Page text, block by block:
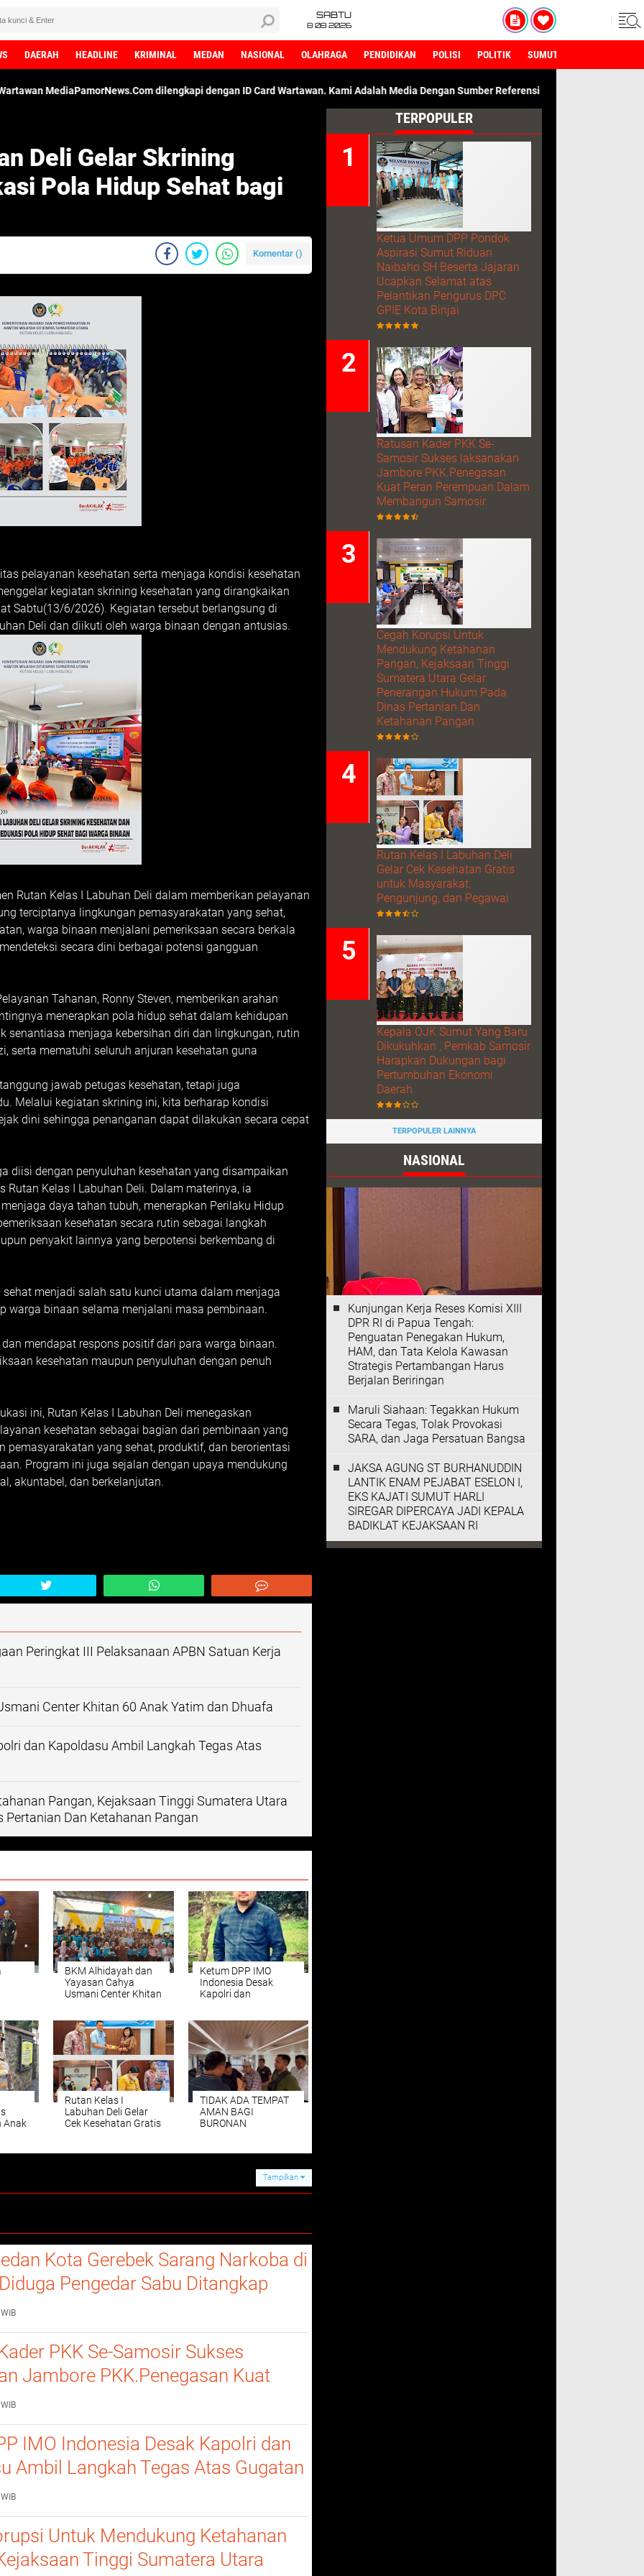
SABTU
8 08 2026
DAERAH HEADLINE KRIMINAL MEDAN NASIONAL OLAHRAGA PENDIDIKAN POLISI POLITIK SUMUT
dilengkapi dengan ID Card Wartawan. Kami Adalah Media Dengan Sumber Referensi Terpercaya.
Deli Gelar Skrining
Pola Hidup Sehat bagi
Komentar ()
pelayanan kesehatan serta menjaga kondisi kesehatan
kegiatan skrining kesehatan yang dirangkaikan
Sabtu(13/6/2026). Kegiatan tersebut berlangsung di
Deli dan diikuti oleh warga binaan dengan antusias.
Rutan Kelas I Labuhan Deli dalam memberikan pelayanan
terciptanya lingkungan pemasyarakatan yang sehat,
warga binaan menjalani pemeriksaan secara berkala
secara dini berbagai potensi gangguan
Tahanan, Ronny Steven, memberikan arahan
menerapkan pola hidup sehat dalam kehidupan
senantiasa menjaga kebersihan diri dan lingkungan, rutin
serta mematuhi seluruh anjuran kesehatan guna
jawab petugas kesehatan, tetapi juga
Melalui kegiatan skrining ini, kita berharap kondisi
dini sehingga penanganan dapat dilakukan secara cepat
diisi dengan penyuluhan kesehatan yang disampaikan
Rutan Kelas I Labuhan Deli. Dalam materinya, ia
daya tahan tubuh, menerapkan Perilaku Hidup
kesehatan secara rutin sebagai langkah
penyakit lainnya yang berpotensi berkembang di
sehat menjadi salah satu kunci utama dalam menjaga
warga binaan selama menjalani masa pembinaan.
mendapat respons positif dari para warga binaan.
kesehatan maupun penyuluhan dengan penuh
ini, Rutan Kelas I Labuhan Deli menegaskan
kesehatan sebagai bagian dari pembinaan yang
yang sehat, produktif, dan berorientasi
Program ini juga sejalan dengan upaya mendukung
akuntabel, dan berkelanjutan.
Peringkat III Pelaksanaan APBN Satuan Kerja
Center Khitan 60 Anak Yatim dan Dhuafa
dan Kapoldasu Ambil Langkah Tegas Atas
Pangan, Kejaksaan Tinggi Sumatera Utara
Pertanian Dan Ketahanan Pangan
BKM Alhidayah dan
Yayasan Cahya
Usmani Center Khitan
Ketum DPP IMO
Indonesia Desak
Kapolri dan
Gugatan Arjoni
Anak
Rutan Kelas I
Labuhan Deli Gelar
Cek Kesehatan Gratis
TIDAK ADA TEMPAT
AMAN BAGI
BURONAN
Tampilkan
Kota Gerebek Sarang Narkoba di
Pengedar Sabu Ditangkap
Bukti
PKK Se-Samosir Sukses
Jambore PKK.Penegasan Kuat
Dalam Membangun
IMO Indonesia Desak Kapolri dan
Ambil Langkah Tegas Atas Gugatan
Untuk Mendukung Ketahanan
Tinggi Sumatera Utara
TERPOPULER
Ketua Umum DPP Pondok
Aspirasi Sumut Riduan
Naibaho SH Beserta Jajaran
Ucapkan Selamat atas
Pelantikan Pengurus DPC
GPIE Kota Binjai
Ratusan Kader PKK Se-
Samosir Sukses laksanakan
Jambore PKK.Penegasan
Kuat Peran Perempuan Dalam
Membangun Samosir.
Cegah Korupsi Untuk
Mendukung Ketahanan
Pangan, Kejaksaan Tinggi
Sumatera Utara Gelar
Penerangan Hukum Pada
Dinas Pertanian Dan
Ketahanan Pangan
Rutan Kelas I Labuhan Deli
Gelar Cek Kesehatan Gratis
untuk Masyarakat,
Pengunjung, dan Pegawai
Kepala OJK Sumut Yang Baru
Dikukuhkan , Pemkab Samosir
Harapkan Dukungan bagi
Pertumbuhan Ekonomi
Daerah
TERPOPULER LAINNYA
NASIONAL
Kunjungan Kerja Reses Komisi XIII
DPR RI di Papua Tengah:
Penguatan Penegakan Hukum,
HAM, dan Tata Kelola Kawasan
Strategis Pertambangan Harus
Berjalan Beriringan
Maruli Siahaan: Tegakkan Hukum
Secara Tegas, Tolak Provokasi
SARA, dan Jaga Persatuan Bangsa
JAKSA AGUNG ST BURHANUDDIN
LANTIK ENAM PEJABAT ESELON I,
EKS KAJATI SUMUT HARLI
SIREGAR DIPERCAYA JADI KEPALA
BADIKLAT KEJAKSAAN RI